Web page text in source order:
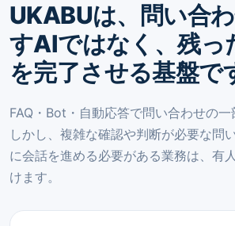
UKABUは、問い合
すAIではなく、残っ
を完了させる基盤で
FAQ・Bot・自動応答で問い合わせの一
しかし、複雑な確認や判断が必要な問
に会話を進める必要がある業務は、有
けます。